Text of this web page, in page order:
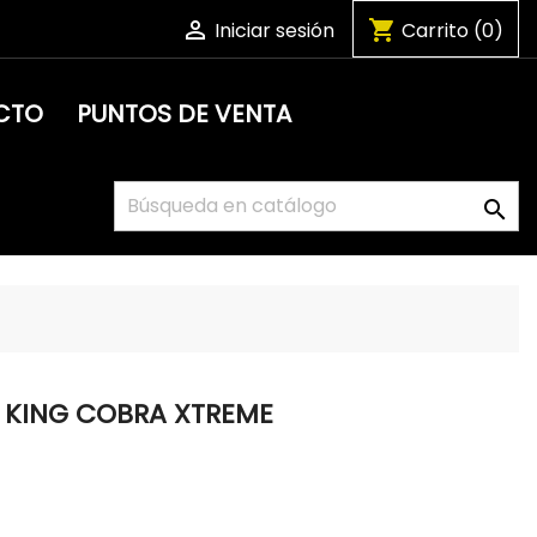
 Iniciar sesión shopping_cart Carrito (0)
PUNTOS DE VENTA

COBRA XTREME